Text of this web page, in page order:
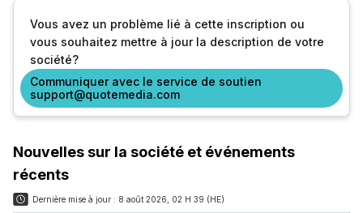
Vous avez un problème lié à cette inscription ou
vous souhaitez mettre à jour la description de votre
société?
Communiquer avec le service de soutien
support@quotemedia.com
Nouvelles sur la société et événements
récents
Dernière mise à jour : 8 août 2026, 02 H 39 (HE)